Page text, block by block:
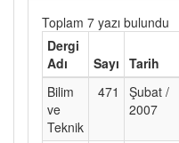
Toplam 7 yazı bulundu
Dergi
Adı
Sayı Tarih
Bilim
ve
Teknik
471
Şubat /
2007